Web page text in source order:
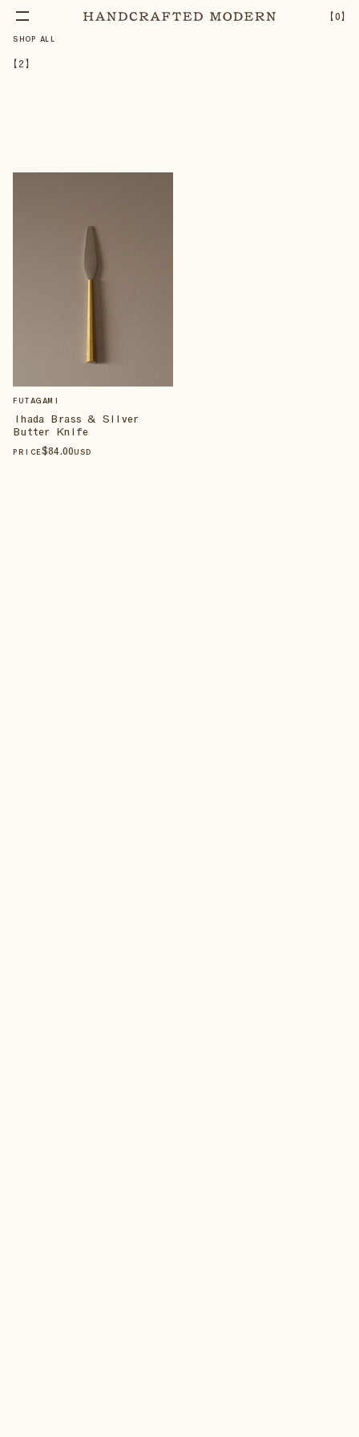
【0】
SHOP ALL
【2】
FUTAGAMI
Ihada Brass & Silver
Butter Knife
PRICE$84.00USD